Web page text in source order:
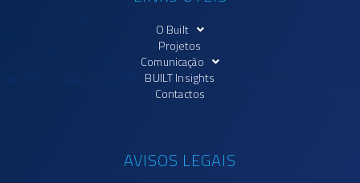
O Built
Projetos
Comunicação
BUILT Insights
Contactos
AVISOS LEGAIS